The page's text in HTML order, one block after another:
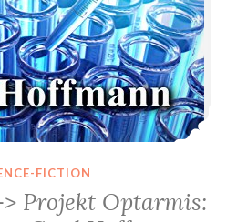
FICTION
Projekt Optarmis: